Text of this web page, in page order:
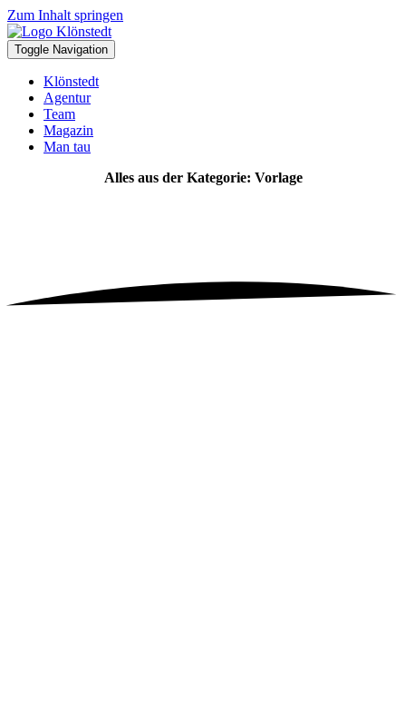
Zum Inhalt springen
Toggle Navigation
Klönstedt
Agentur
Team
Magazin
Man tau
Alles aus der Kategorie: Vorlage